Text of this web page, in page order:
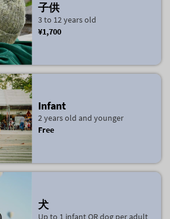
子供
3 to 12 years old
¥1,700
Infant
2 years old and younger
Free
犬
Up to 1 infant OR dog per adult